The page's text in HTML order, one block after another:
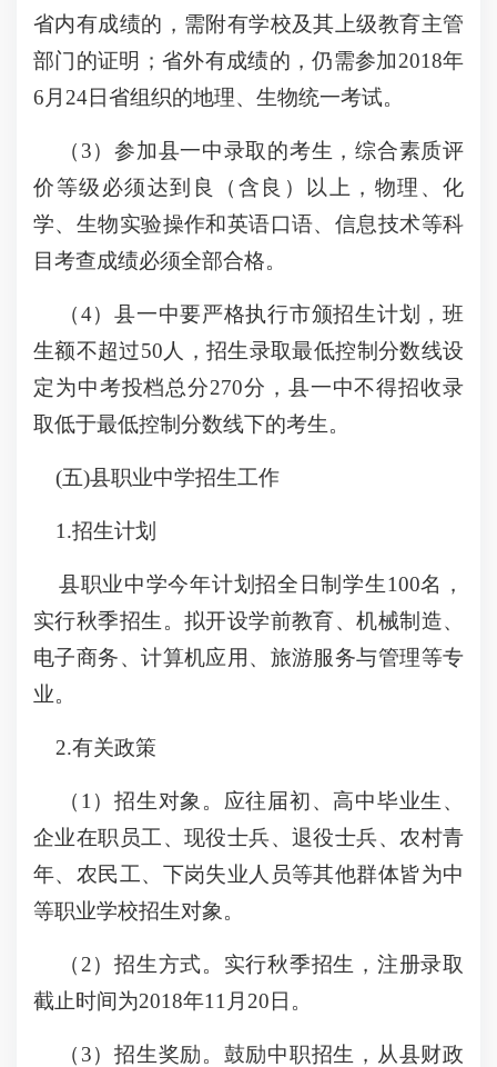
省内有成绩的，需附有学校及其上级教育主管
部门的证明；省外有成绩的，仍需参加2018年
6月24日省组织的地理、生物统一考试。
（3）参加县一中录取的考生，综合素质评
价等级必须达到良（含良）以上，物理、化
学、生物实验操作和英语口语、信息技术等科
目考查成绩必须全部合格。
（4）县一中要严格执行市颁招生计划，班
生额不超过50人，招生录取最低控制分数线设
定为中考投档总分270分，县一中不得招收录
取低于最低控制分数线下的考生。
(五)县职业中学招生工作
1.招生计划
县职业中学今年计划招全日制学生100名，
实行秋季招生。拟开设学前教育、机械制造、
电子商务、计算机应用、旅游服务与管理等专
业。
2.有关政策
（1）招生对象。应往届初、高中毕业生、
企业在职员工、现役士兵、退役士兵、农村青
年、农民工、下岗失业人员等其他群体皆为中
等职业学校招生对象。
（2）招生方式。实行秋季招生，注册录取
截止时间为2018年11月20日。
（3）招生奖励。鼓励中职招生，从县财政